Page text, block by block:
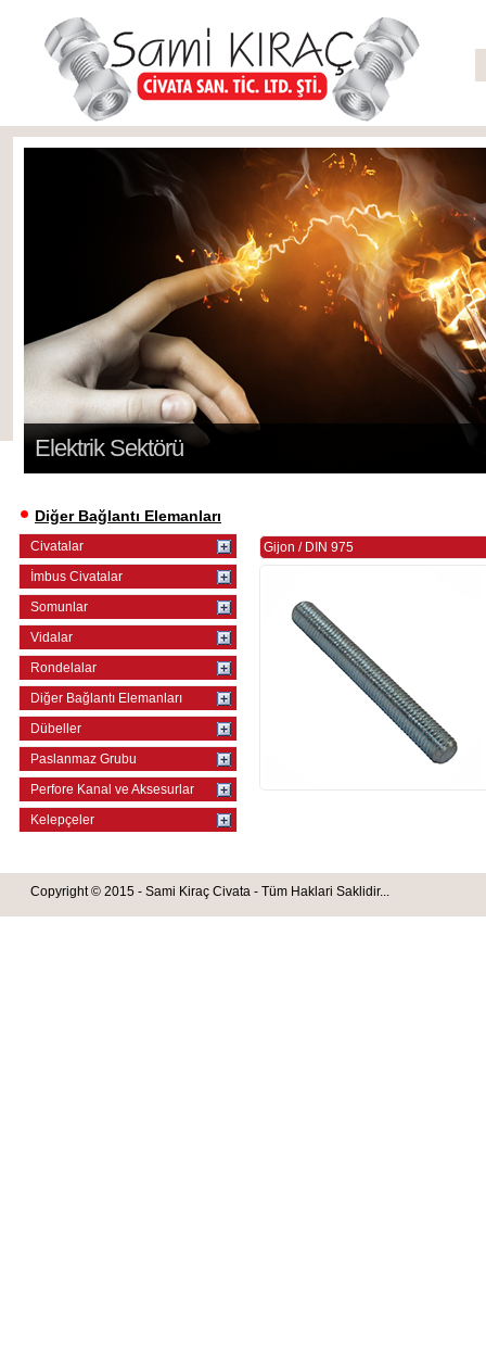
Elektrik Sektörü
Diğer Bağlantı Elemanları
Civatalar
İmbus Civatalar
Somunlar
Vidalar
Rondelalar
Diğer Bağlantı Elemanları
Dübeller
Paslanmaz Grubu
Perfore Kanal ve Aksesurlar
Kelepçeler
Gijon /DIN 975
Copyright © 2015 - Sami Kiraç Civata - Tüm Haklari Saklidir...